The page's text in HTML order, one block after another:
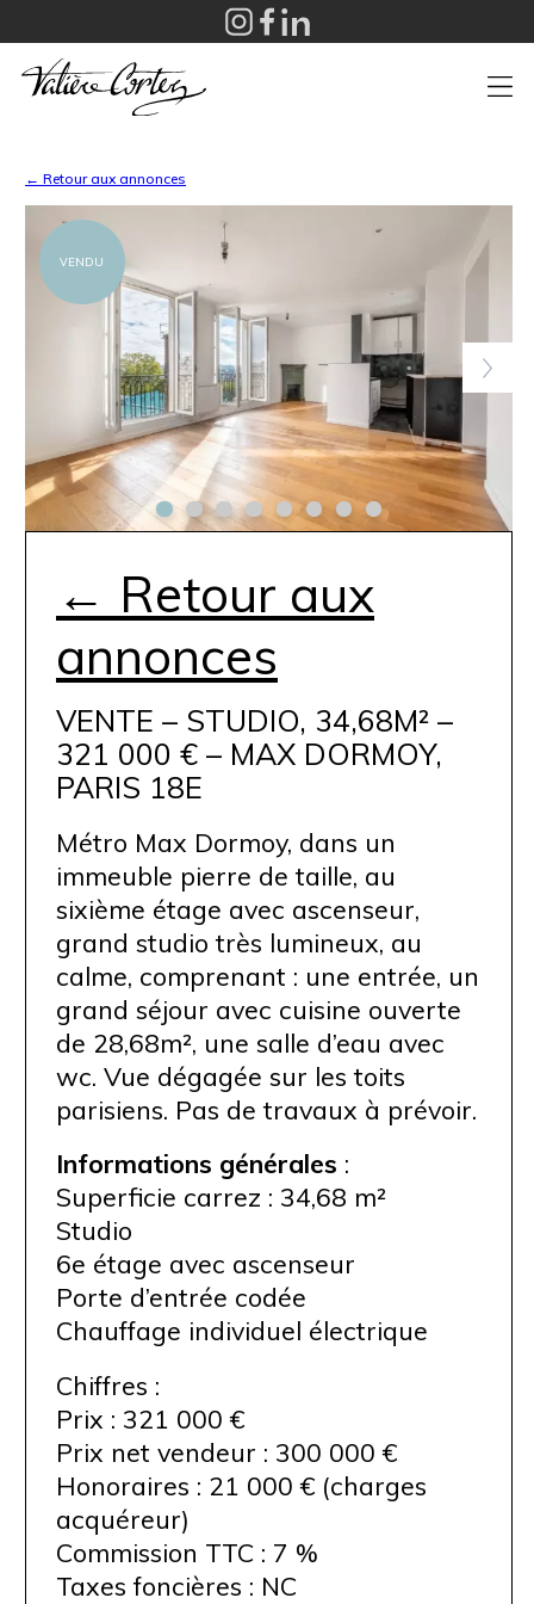
← Retour aux annonces
VENDU
← Retour aux
annonces
VENTE – STUDIO, 34,68M² –
321 000 € – MAX DORMOY,
PARIS 18E
Métro Max Dormoy, dans un
immeuble pierre de taille, au
sixième étage avec ascenseur,
grand studio très lumineux, au
calme, comprenant : une entrée, un
grand séjour avec cuisine ouverte
de 28,68m², une salle d’eau avec
wc. Vue dégagée sur les toits
parisiens. Pas de travaux à prévoir.
Informations générales :
Superficie carrez : 34,68 m²
Studio
6e étage avec ascenseur
Porte d’entrée codée
Chauffage individuel électrique
Chiffres :
Prix : 321 000 €
Prix net vendeur : 300 000 €
Honoraires : 21 000 € (charges
acquéreur)
Commission TTC : 7 %
Taxes foncières : NC